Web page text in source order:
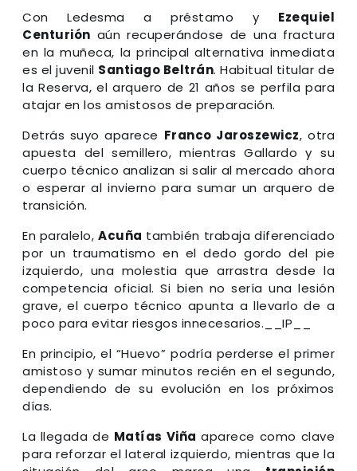
Con Ledesma a préstamo y Ezequiel
Centurión aún recuperándose de una fractura
en la muñeca, la principal alternativa inmediata
es el juvenil Santiago Beltrán. Habitual titular de
la Reserva, el arquero de 21 años se perfila para
atajar en los amistosos de preparación.
Detrás suyo aparece Franco Jaroszewicz, otra
apuesta del semillero, mientras Gallardo y su
cuerpo técnico analizan si salir al mercado ahora
o esperar al invierno para sumar un arquero de
transición.
En paralelo,Acuña también trabaja diferenciado
por un traumatismo en el dedo gordo del pie
izquierdo, una molestia que arrastra desde la
competencia oficial. Si bien no sería una lesión
grave, el cuerpo técnico apunta a llevarlo de a
poco para evitar riesgos innecesarios.__IP__
En principio, el “Huevo” podría perderse el primer
amistoso y sumar minutos recién en el segundo,
dependiendo de su evolución en los próximos
días.
La llegada de Matías Viña aparece como clave
para reforzar el lateral izquierdo, mientras que la